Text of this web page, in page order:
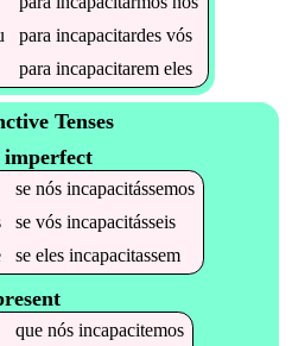
paraincapacitardes vós
paraincapacitarem eles
Tenses
imperfect
se nós incapacitássemos
se vós incapacitásseis
se eles incapacitassem
que nós incapacitemos